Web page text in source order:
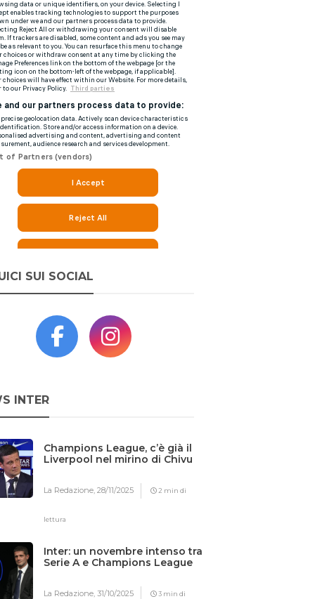
SUI SOCIAL
INTER
Champions League, c’è già il
Liverpool nel mirino di Chivu
La Redazione,28/11/2025 2 min di
lettura
Inter: un novembre intenso tra
Serie A e Champions League
La Redazione,31/10/2025 3 min di